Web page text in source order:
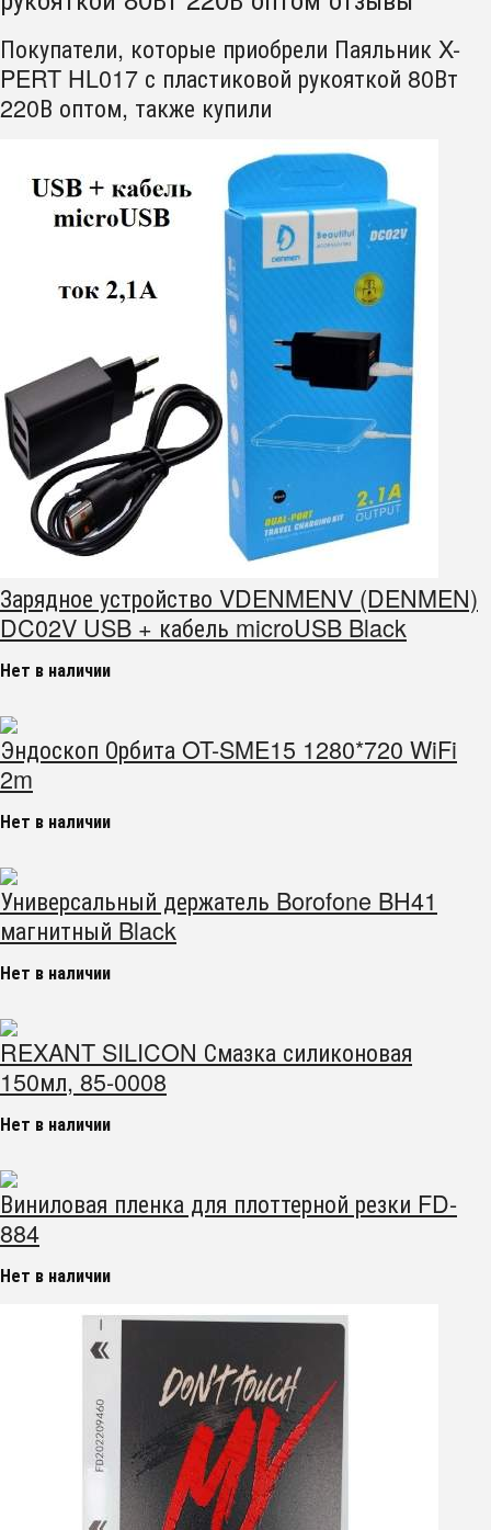
Покупатели, которые приобрели Паяльник X-
PERT HL017 с пластиковой рукояткой 80Вт
220В оптом, также купили
Зарядное устройство VDENMENV (DENMEN)
DC02V USB + кабель microUSB Black
Нет в наличии
Эндоскоп Орбита OT-SME15 1280*720 WiFi
2m
Нет в наличии
Универсальный держатель Borofone BH41
магнитный Black
Нет в наличии
REXANT SILICON Смазка силиконовая
150мл, 85-0008
Нет в наличии
Виниловая пленка для плоттерной резки FD-
884
Нет в наличии